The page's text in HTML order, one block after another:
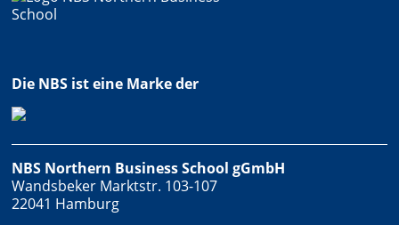
Die NBS ist eine Marke der
NBS Northern Business School gGmbH
Wandsbeker Marktstr. 103-107
22041 Hamburg